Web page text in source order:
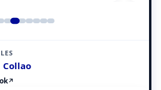
Collao